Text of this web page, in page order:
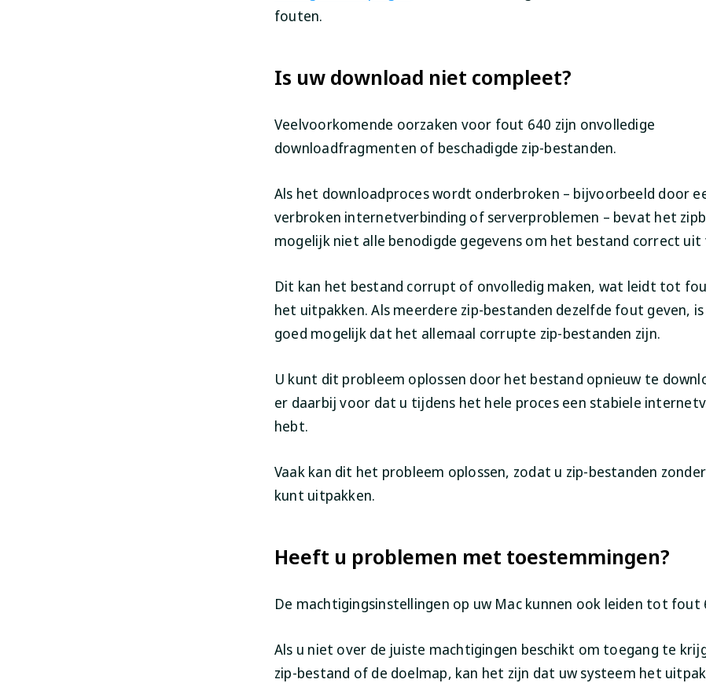
fouten.
Is uw download niet compleet?
Veelvoorkomende oorzaken voor fout 640 zijn onvolledige
downloadfragmenten of beschadigde zip-bestanden.
Als het downloadproces wordt onderbroken – bijvoorbeeld door
verbroken internetverbinding of serverproblemen – bevat het
mogelijk niet alle benodigde gegevens om het bestand correct uit
Dit kan het bestand corrupt of onvolledig maken, wat leidt tot
het uitpakken. Als meerdere zip-bestanden dezelfde fout geven,
goed mogelijk dat het allemaal corrupte zip-bestanden zijn.
U kunt dit probleem oplossen door het bestand opnieuw te
er daarbij voor dat u tijdens het hele proces een stabiele
hebt.
Vaak kan dit het probleem oplossen, zodat u zip-bestanden
kunt uitpakken.
Heeft u problemen met toestemmingen?
De machtigingsinstellingen op uw Mac kunnen ook leiden tot fout
Als u niet over de juiste machtigingen beschikt om toegang te
zip-bestand of de doelmap, kan het zijn dat uw systeem het